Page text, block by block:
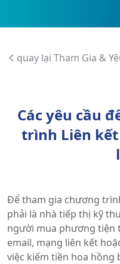
quay lại Tham Gia &
Các yêu cầu
trình Liên
Để tham gia chương
phải là nhà tiếp thị kỹ
người mua phương tiện
email, mạng liên kết
việc kiếm tiền hoa hồng